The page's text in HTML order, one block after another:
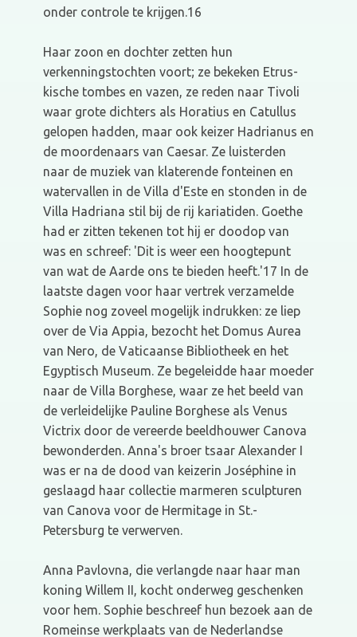
onder controle te krijgen.16
Haar zoon en dochter zetten hun
verkenningstochten voort; ze bekeken Etrus­
kische tombes en vazen, ze reden naar Tivoli
waar grote dichters als Horatius en Catullus
gelopen hadden, maar ook keizer Hadrianus en
de moordenaars van Caesar. Ze luisterden
naar de muziek van klaterende fonteinen en
watervallen in de Villa d'Este en stonden in de
Villa Hadriana stil bij de rij kariatiden. Goethe
had er zitten tekenen tot hij er doodop van
was en schreef: 'Dit is weer een hoogtepunt
van wat de Aarde ons te bieden heeft.'17 In de
laatste dagen voor haar vertrek verzamelde
Sophie nog zoveel mogelijk indrukken: ze liep
over de Via Appia, bezocht het Domus Aurea
van Nero, de Vaticaanse Bibliotheek en het
Egyptisch Museum. Ze begeleidde haar moeder
naar de Villa Borghese, waar ze het beeld van
de verleidelijke Pauline Borghese als Venus
Victrix door de vereerde beeldhouwer Canova
bewonderden. Anna's broer tsaar Alexander I
was er na de dood van keizerin Joséphine in
geslaagd haar collectie marmeren sculpturen
van Canova voor de Hermitage in St.-
Petersburg te verwerven.
Anna Pavlovna, die verlangde naar haar man
koning Willem II, kocht onderweg geschenken
voor hem. Sophie beschreef hun bezoek aan de
Romeinse werkplaats van de Nederlandse